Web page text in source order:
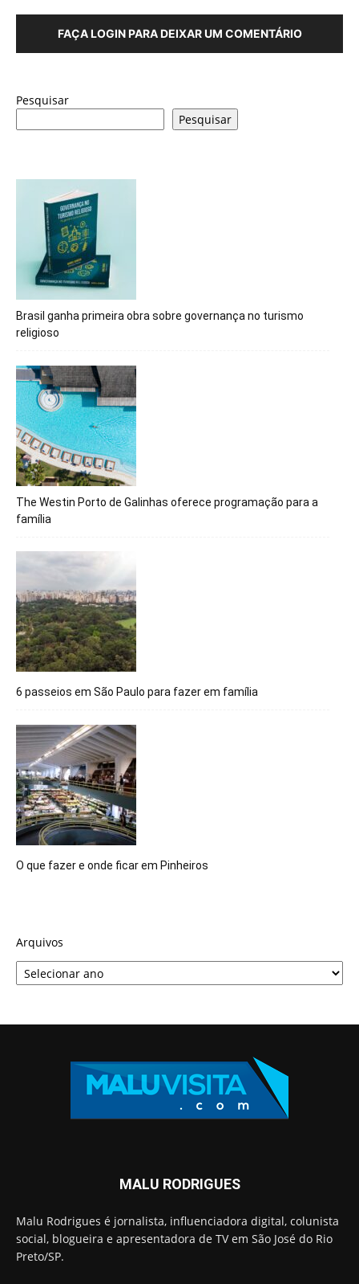
FAÇA LOGIN PARA DEIXAR UM COMENTÁRIO
Pesquisar
Pesquisar
Brasil ganha primeira obra sobre governança no turismo
religioso
The Westin Porto de Galinhas oferece programação para a
família
6 passeios em São Paulo para fazer em família
O que fazer e onde ficar em Pinheiros
Arquivos
MALU RODRIGUES
Malu Rodrigues é jornalista, influenciadora digital, colunista
social, blogueira e apresentadora de TV em São José do Rio
Preto/SP.